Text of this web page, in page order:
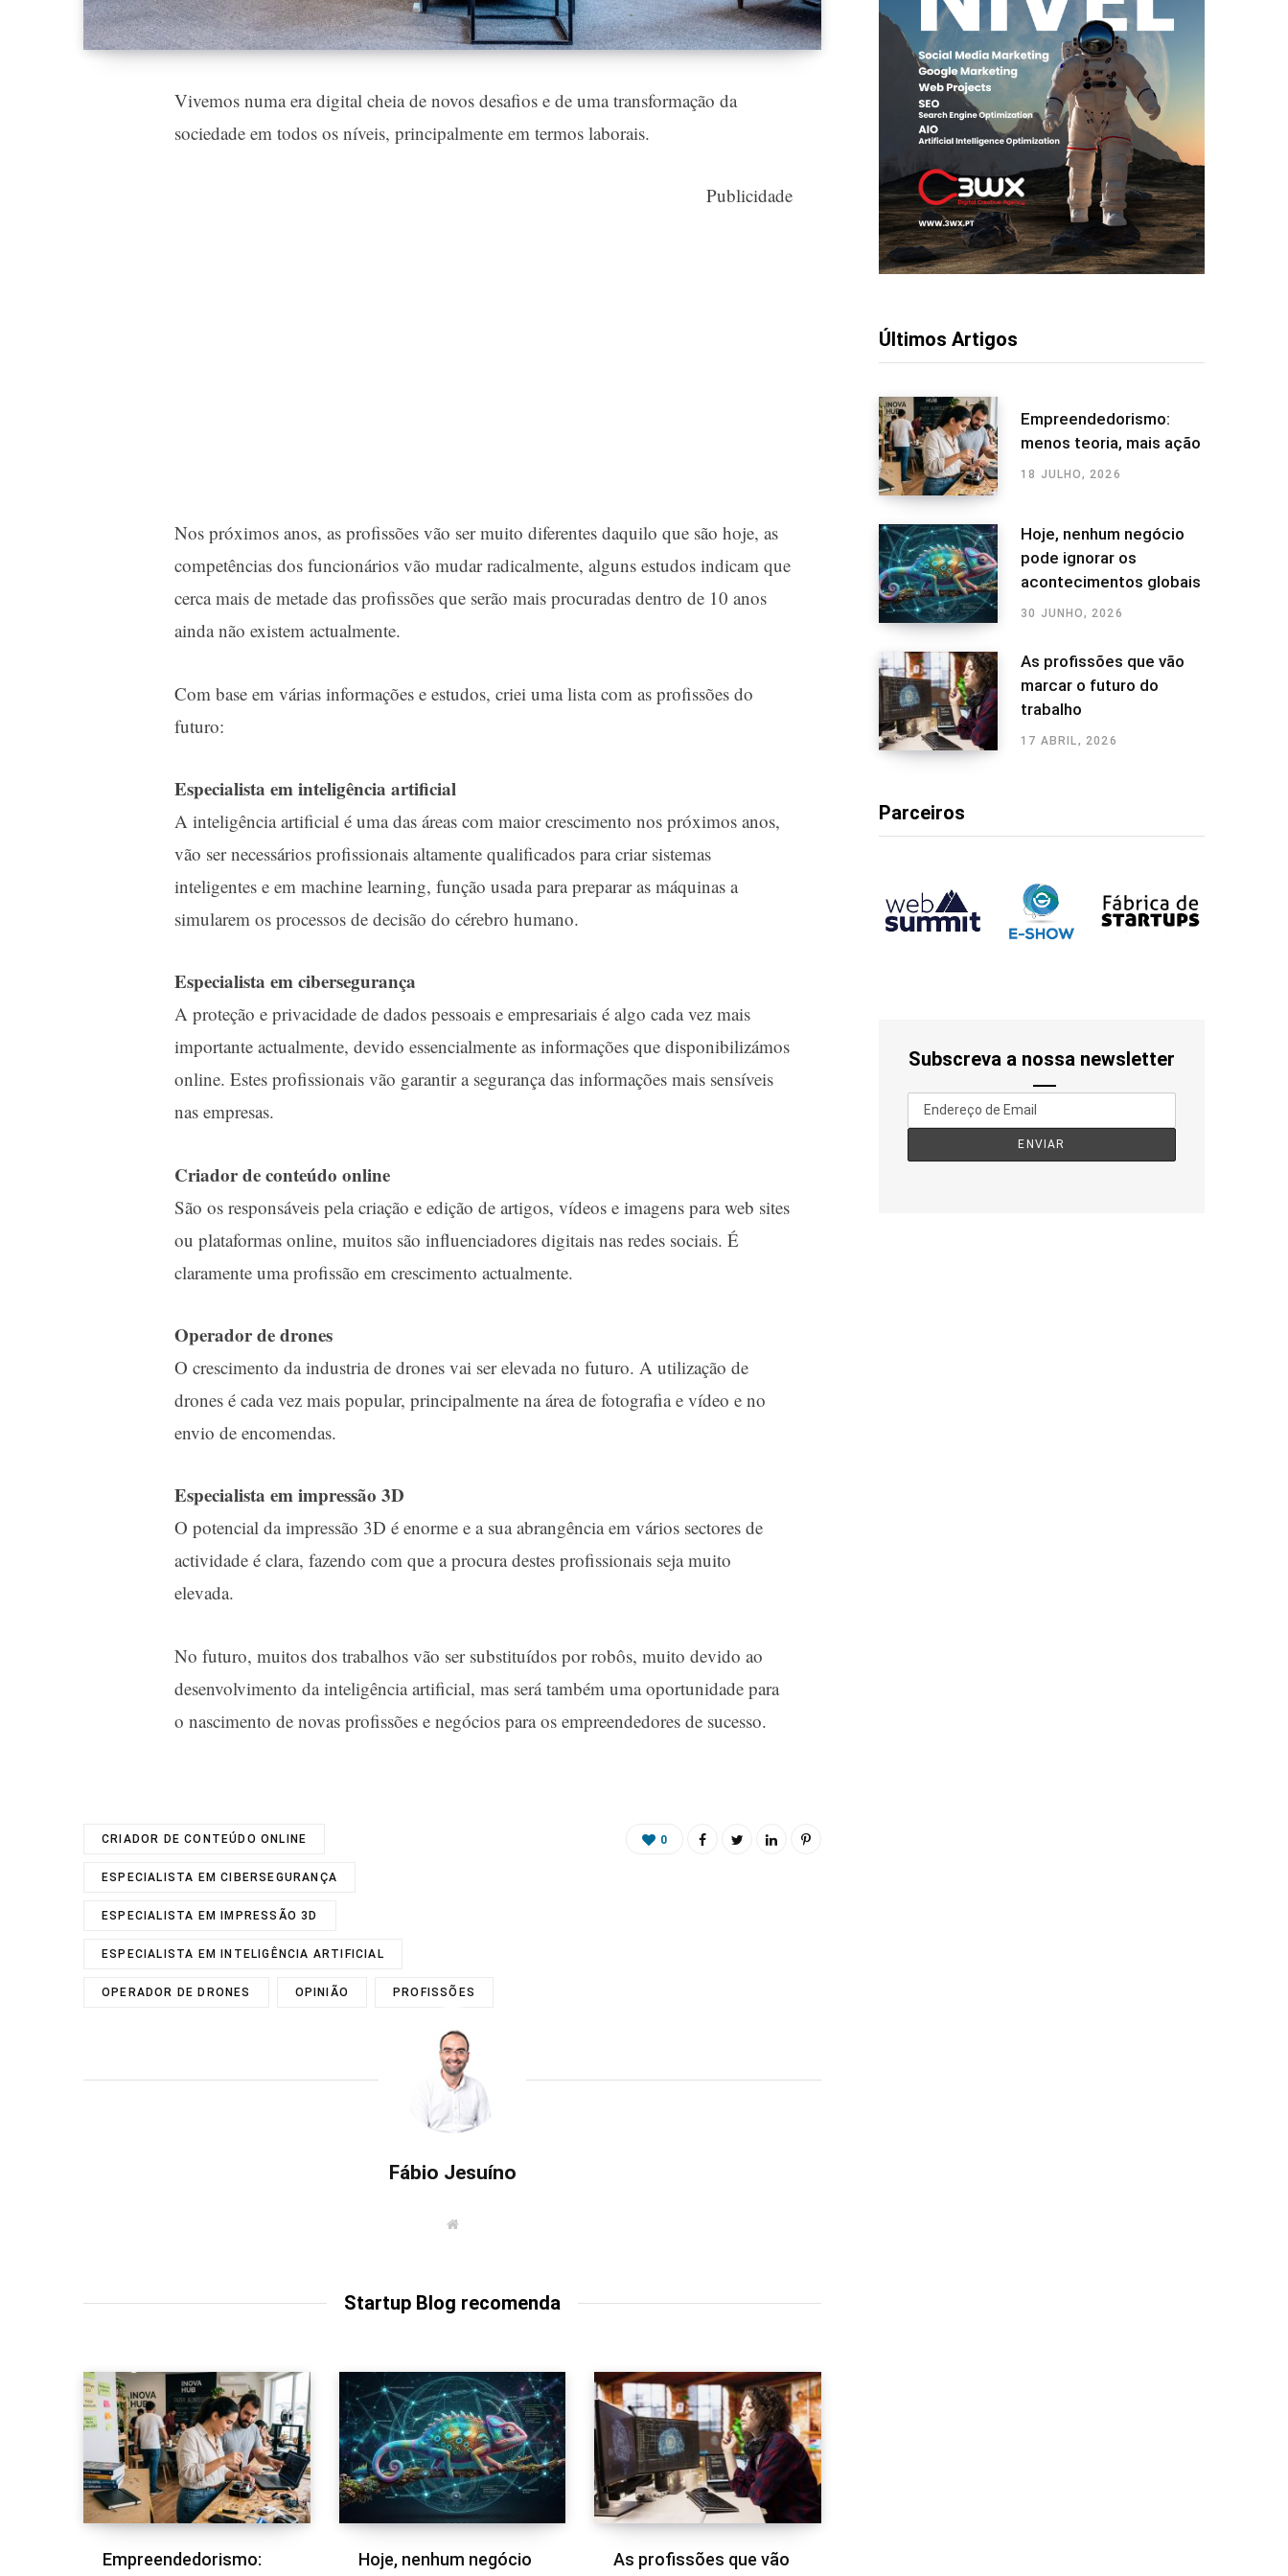
Vivemos numa era digital cheia de novos desafios e de uma transformação da
sociedade em todos os níveis, principalmente em termos laborais.
Publicidade
Nos próximos anos, as profissões vão ser muito diferentes daquilo que são hoje, as
competências dos funcionários vão mudar radicalmente, alguns estudos indicam que
cerca mais de metade das profissões que serão mais procuradas dentro de 10 anos
ainda não existem actualmente.
Com base em várias informações e estudos, criei uma lista com as profissões do
futuro:
Especialista em inteligência artificial
A inteligência artificial é uma das áreas com maior crescimento nos próximos anos,
vão ser necessários profissionais altamente qualificados para criar sistemas
inteligentes e em machine learning, função usada para preparar as máquinas a
simularem os processos de decisão do cérebro humano.
Especialista em cibersegurança
A proteção e privacidade de dados pessoais e empresariais é algo cada vez mais
importante actualmente, devido essencialmente as informações que disponibilizámos
online. Estes profissionais vão garantir a segurança das informações mais sensíveis
nas empresas.
Criador de conteúdo online
São os responsáveis pela criação e edição de artigos, vídeos e imagens para web sites
ou plataformas online, muitos são influenciadores digitais nas redes sociais. É
claramente uma profissão em crescimento actualmente.
Operador de drones
O crescimento da industria de drones vai ser elevada no futuro. A utilização de
drones é cada vez mais popular, principalmente na área de fotografia e vídeo e no
envio de encomendas.
Especialista em impressão 3D
O potencial da impressão 3D é enorme e a sua abrangência em vários sectores de
actividade é clara, fazendo com que a procura destes profissionais seja muito
elevada.
No futuro, muitos dos trabalhos vão ser substituídos por robôs, muito devido ao
desenvolvimento da inteligência artificial, mas será também uma oportunidade para
o nascimento de novas profissões e negócios para os empreendedores de sucesso.
CRIADOR DE CONTEÚDO ONLINE
ESPECIALISTA EM CIBERSEGURANÇA
ESPECIALISTA EM IMPRESSÃO 3D
ESPECIALISTA EM INTELIGÊNCIA ARTIFICIAL
OPERADOR DE DRONES OPINIÃO PROFISSÕES
0
Fábio Jesuíno
W
e
Startup Blog recomenda
Empreendedorismo:
Hoje, nenhum negócio
As profissões que vão
Últimos Artigos
Empreendedorismo:
menos teoria, mais ação
18 JULHO, 2026
Hoje, nenhum negócio
pode ignorar os
acontecimentos globais
30 JUNHO, 2026
As profissões que vão
marcar o futuro do
trabalho
17 ABRIL, 2026
Parceiros
Subscreva a nossa newsletter